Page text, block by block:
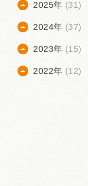
2025年 (31)
2024年 (37)
2023年 (15)
2022年 (12)